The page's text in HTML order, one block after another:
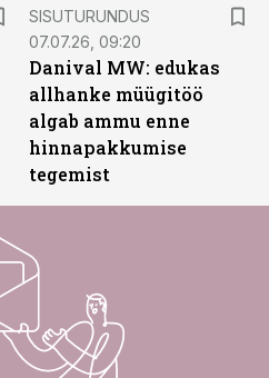
SISUTURUNDUS
07.07.26, 09:20
Danival MW: edukas
allhanke müügitöö
algab ammu enne
hinnapakkumise
tegemist